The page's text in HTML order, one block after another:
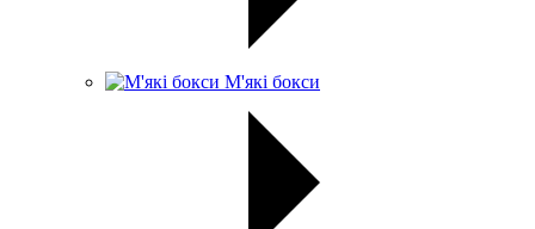
М'які бокси